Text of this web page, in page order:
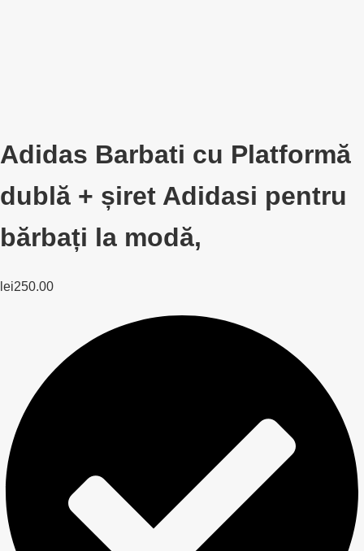
Adidas Barbati cu Platformă
dublă + șiret Adidasi pentru
bărbați la modă,
lei250.00